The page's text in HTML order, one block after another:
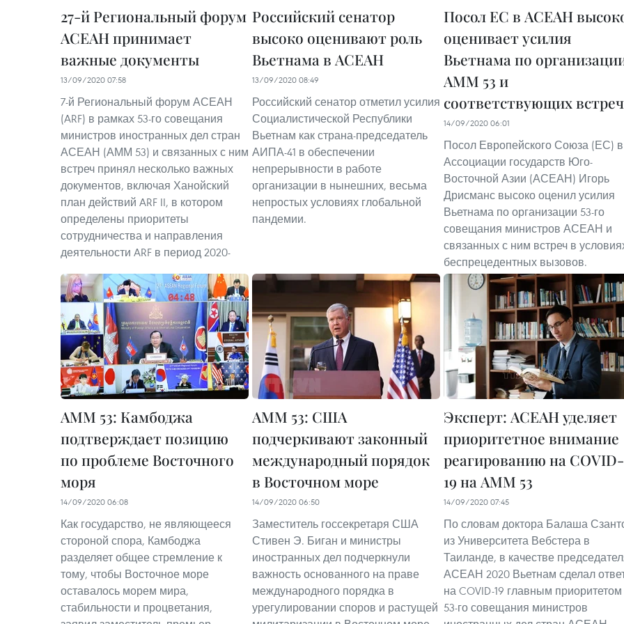
27-й Региональный форум
АСЕАН принимает
важные документы
13/09/2020 07:58
7-й Региональный форум АСЕАН
(ARF) в рамках 53-го совещания
министров иностранных дел стран
АСЕАН (АММ 53) и связанных с ним
встреч принял несколько важных
документов, включая Ханойский
план действий ARF II, в котором
определены приоритеты
сотрудничества и направления
деятельности ARF в период 2020-
Российский сенатор
высоко оценивают роль
Вьетнама в АСЕАН
13/09/2020 08:49
Российский сенатор отметил усилия
Социалистической Республики
Вьетнам как страна-председатель
АИПА-41 в обеспечении
непрерывности в работе
организации в нынешних, весьма
непростых условиях глобальной
пандемии.
Посол ЕС в АСЕАН
оценивает усилия
Вьетнама по
AMM 53 и
соответствующих встреч
14/09/2020 06:01
Посол Европейского Союза (ЕС) в
Ассоциации государств Юго-
Восточной Азии (АСЕАН) Игорь
Дрисманс высоко оценил усилия
Вьетнама по организации 53-го
совещания министров АСЕАН и
связанных с ним встреч в
беспрецедентных вызовов.
AMM 53: Камбоджа
подтверждает позицию
по проблеме Восточного
моря
14/09/2020 06:08
Как государство, не являющееся
стороной спора, Камбоджа
разделяет общее стремление к
тому, чтобы Восточное море
оставалось морем мира,
стабильности и процветания,
AMM 53: США
подчеркивают законный
международный порядок
в Восточном море
14/09/2020 06:50
Заместитель госсекретаря США
Стивен Э. Биган и министры
иностранных дел подчеркнули
важность основанного на праве
международного порядка в
урегулировании споров и растущей
Эксперт: АСЕАН уделяет
приоритетное внимание
реагированию на COVID-
19 на AMM 53
14/09/2020 07:45
По словам доктора Балаша
из Университета Вебстера в
Таиланде, в качестве
АСЕАН 2020 Вьетнам сделал
на COVID-19 главным приоритетом
53-го совещания министров